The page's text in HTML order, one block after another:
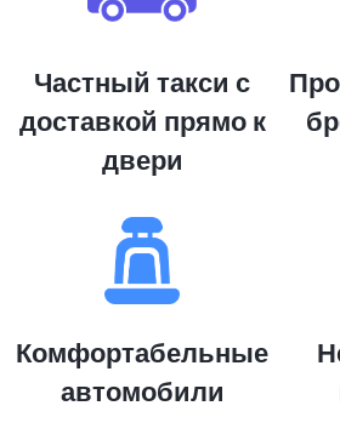
Частный такси с
доставкой прямо к
двери
Комфортабельные
автомобили